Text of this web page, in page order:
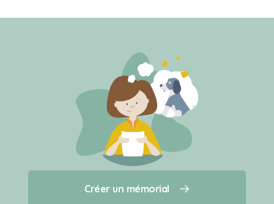
Créer un mémorial
Qui sommes-nous ?
Créer un mémorial